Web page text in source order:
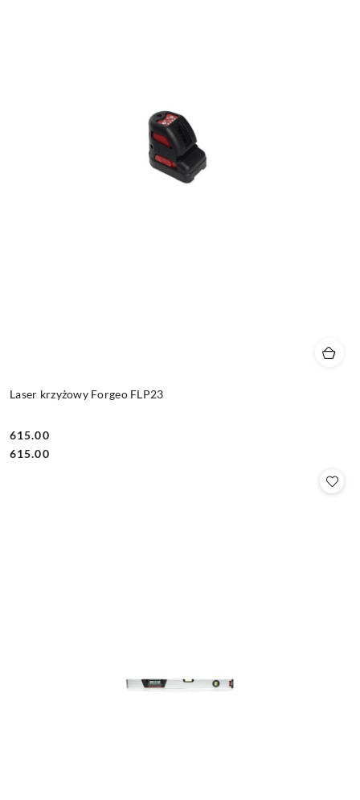
Laser krzyżowy Forgeo FLP23
Cena:
615.00
Cena:
615.00